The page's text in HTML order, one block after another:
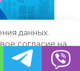
данных.
согласие на